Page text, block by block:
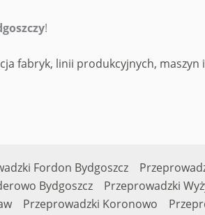
!
fabryk, linii produkcyjnych, maszyn i
Fordon Bydgoszcz
Bydgoszcz
Przeprowadzki
Przeprowadzki Koronowo